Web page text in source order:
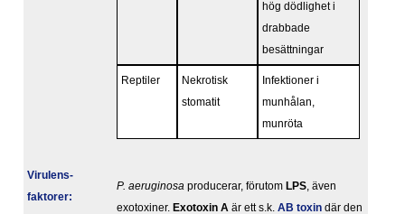
hög dödlighet i
drabbade
besättningar
Reptiler
Nekrotisk
stomatit
Infektioner i
munhålan,
munröta
Virulens­
faktorer:
P. aeruginosa producerar, förutom LPS , även
exotoxiner. Exotoxin A är ett s.k. AB toxin där den